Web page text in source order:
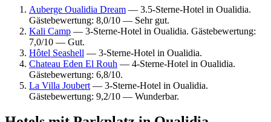
Auberge Oualidia Dream — 3.5-Sterne-Hotel in Oualidia.
Gästebewertung: 8,0/10 — Sehr gut.
Kali Camp — 3-Sterne-Hotel in Oualidia. Gästebewertung:
7,0/10 — Gut.
Hôtel Seashell — 3-Sterne-Hotel in Oualidia.
Chateau Eden El Rouh — 4-Sterne-Hotel in Oualidia.
Gästebewertung: 6,8/10.
La Villa Joubert — 3-Sterne-Hotel in Oualidia.
Gästebewertung: 9,2/10 — Wunderbar.